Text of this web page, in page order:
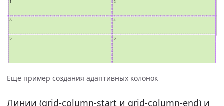
Еще пример создания адаптивных колонок
Линии (grid-column-start и grid-column-end) и